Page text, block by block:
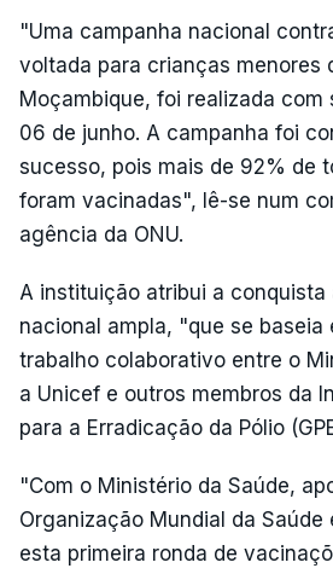
"Uma campanha nacional
voltada para crianças menores
Moçambique, foi realizada com
06 de junho. A campanha foi
sucesso, pois mais de 92% de
foram vacinadas", lê-se num
agência da ONU.
A instituição atribui a
nacional ampla, "que se baseia
trabalho colaborativo entre o
a Unicef e outros membros da
para a Erradicação da Pólio
"Com o Ministério da Saúde,
Organização Mundial da Saúde
esta primeira ronda de